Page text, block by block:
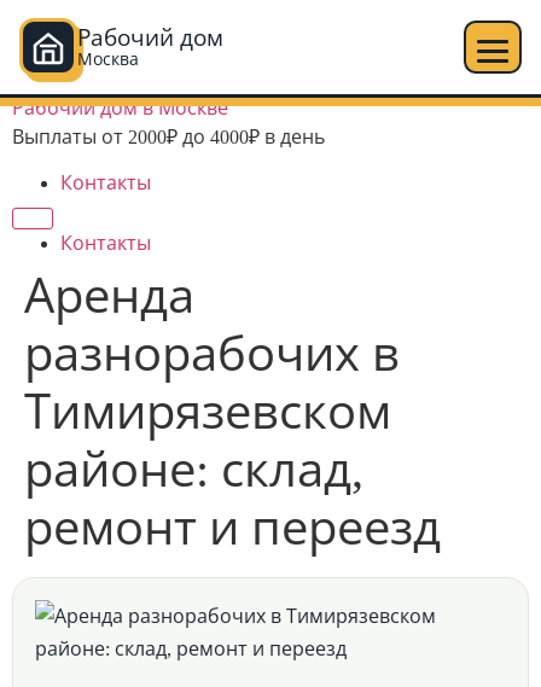
Рабочий дом
Москва
Перейти
Рабочий дом в Москве
Выплаты от 2000₽ до 4000₽ в день
Контакты
Контакты
Аренда
разнорабочих в
Тимирязевском
районе: склад,
ремонт и переезд